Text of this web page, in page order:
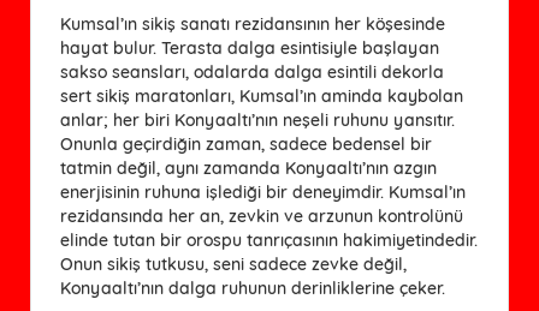
Kumsal’ın sikiş sanatı rezidansının her köşesinde
hayat bulur. Terasta dalga esintisiyle başlayan
sakso seansları, odalarda dalga esintili dekorla
sert sikiş maratonları, Kumsal’ın aminda kaybolan
anlar; her biri Konyaaltı’nın neşeli ruhunu yansıtır.
Onunla geçirdiğin zaman, sadece bedensel bir
tatmin değil, aynı zamanda Konyaaltı’nın azgın
enerjisinin ruhuna işlediği bir deneyimdir. Kumsal’ın
rezidansında her an, zevkin ve arzunun kontrolünü
elinde tutan bir orospu tanrıçasının hakimiyetindedir.
Onun sikiş tutkusu, seni sadece zevke değil,
Konyaaltı’nın dalga ruhunun derinliklerine çeker.